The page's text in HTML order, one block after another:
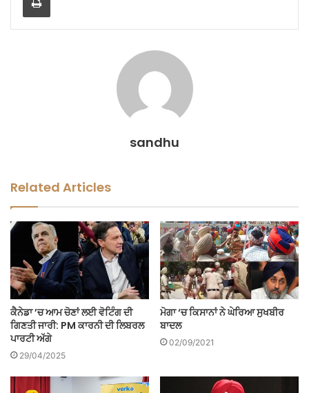
sandhu
Related Articles
ਕੈਨੇਡਾ ’ਚ ਆਮ ਚੋਣਾਂ ਲਈ ਵੋਟਿੰਗ ਦੀ
ਗਿਣਤੀ ਜਾਰੀ: PM ਕਾਰਨੀ ਦੀ ਲਿਬਰਲ
ਪਾਰਟੀ ਅੱਗੇ
29/04/2025
ਮੋਗਾ ‘ਚ ਕਿਸਾਨਾਂ ਨੇ ਘੇਰਿਆ ਸੁਖਬੀਰ
ਬਾਦਲ
02/09/2021